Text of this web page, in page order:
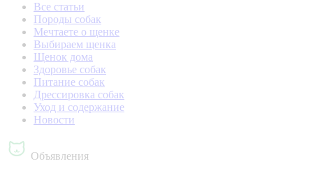
Все статьи
Породы собак
Мечтаете о щенке
Выбираем щенка
Щенок дома
Здоровье собак
Питание собак
Дрессировка собак
Уход и содержание
Новости
Объявления